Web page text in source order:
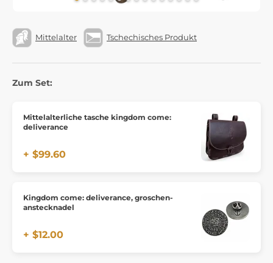
Mittelalter Tschechisches Produkt
Zum Set:
Mittelalterliche tasche kingdom come:
deliverance
+ $99.60
Kingdom come: deliverance, groschen-
anstecknadel
+ $12.00